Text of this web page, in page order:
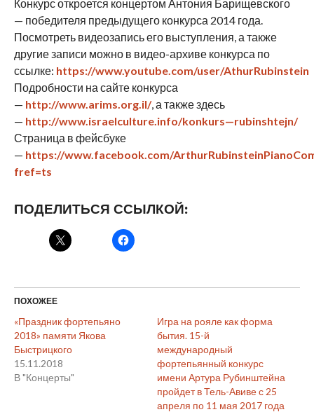
Конкурс откроется концертом Антония Барищевского
— победителя предыдущего конкурса 2014 года.
Посмотреть видеозапись его выступления, а также
другие записи можно в видео-архиве конкурса по
ссылке: https://www.youtube.com/user/AthurRubinstein
Подробности на сайте конкурса
— http://www.arims.org.il/, а также здесь
— http://www.israelculture.info/konkurs—rubinshtejn/
Страница в фейсбуке
— https://www.facebook.com/
fref=ts
ПОДЕЛИТЬСЯ ССЫЛКОЙ:
ПОХОЖЕЕ
«Праздник фортепьяно
2018» памяти Якова
Быстрицкого
15.11.2018
В "Концерты"
Игра на рояле как форма
бытия. 15-й
международный
фортепьянный конкурс
имени Артура Рубинштейна
пройдет в Тель-Авиве с 25
апреля по 11 мая 2017 года